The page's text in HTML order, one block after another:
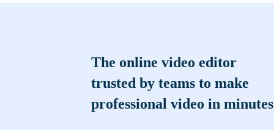
The online video editor
trusted by teams to make
professional video in minutes